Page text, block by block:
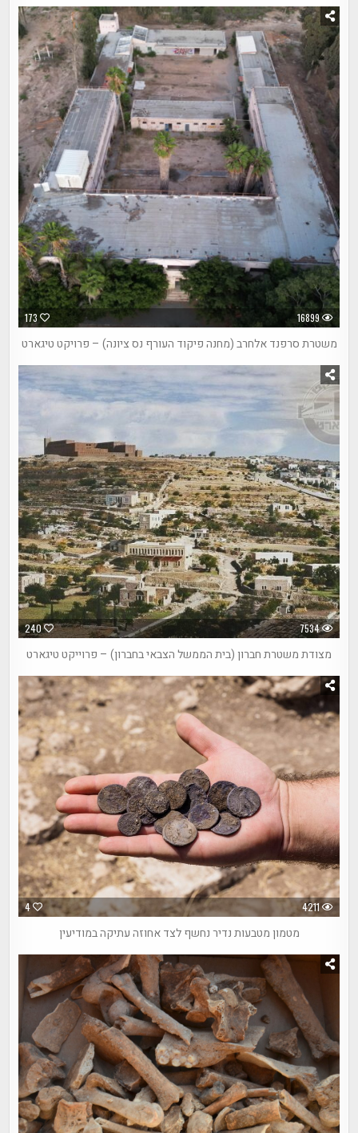
173 16899
משטרת סרפנד אלחרב (מחנה פיקוד העורף נס ציונה) – פרויקט טיגארט
240 7534
מצודת משטרת חברון (בית הממשל הצבאי בחברון) – פרוייקט טיגארט
4 4211
מטמון מטבעות נדיר נחשף לצד אחוזה עתיקה במודיעין